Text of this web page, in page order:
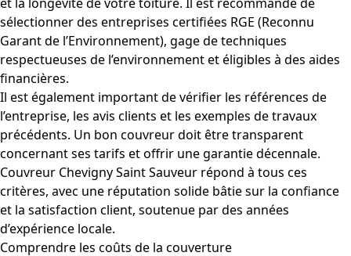
sélectionner des entreprises certifiées RGE (Reconnu
Garant de l’Environnement), gage de techniques
respectueuses de l’environnement et éligibles à des aides
financières.
Il est également important de vérifier les références de
l’entreprise, les avis clients et les exemples de travaux
précédents. Un bon couvreur doit être transparent
concernant ses tarifs et offrir une garantie décennale.
Couvreur Chevigny Saint Sauveur répond à tous ces
critères, avec une réputation solide bâtie sur la confiance
et la satisfaction client, soutenue par des années
d’expérience locale.
Comprendre les coûts de la couverture